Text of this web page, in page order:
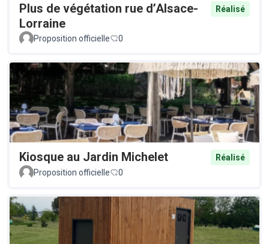
Plus de végétation rue d’Alsace-
Lorraine
Réalisé
Proposition officielle 0
Kiosque au Jardin Michelet
Réalisé
Proposition officielle
0